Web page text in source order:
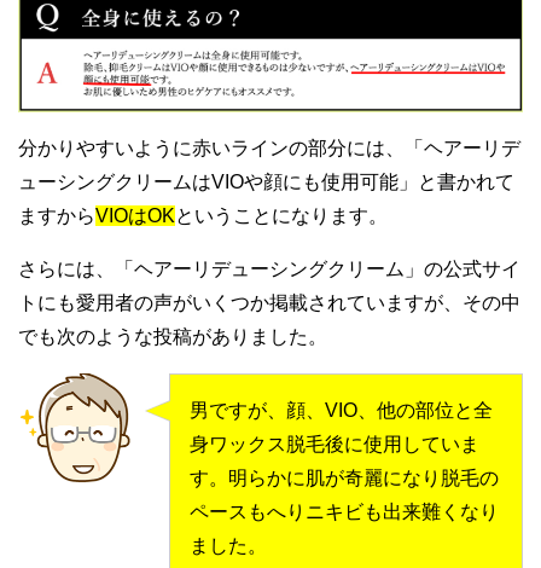
分かりやすいように赤いラインの部分には、「ヘアーリデ
ューシングクリームはVIOや顔にも使用可能」と書かれて
ますからVIOはOKということになります。
さらには、「ヘアーリデューシングクリーム」の公式サイ
トにも愛用者の声がいくつか掲載されていますが、その中
でも次のような投稿がありました。
男ですが、顔、VIO、他の部位と全
身ワックス脱毛後に使用していま
す。明らかに肌が奇麗になり脱毛の
ペースもへりニキビも出来難くなり
ました。